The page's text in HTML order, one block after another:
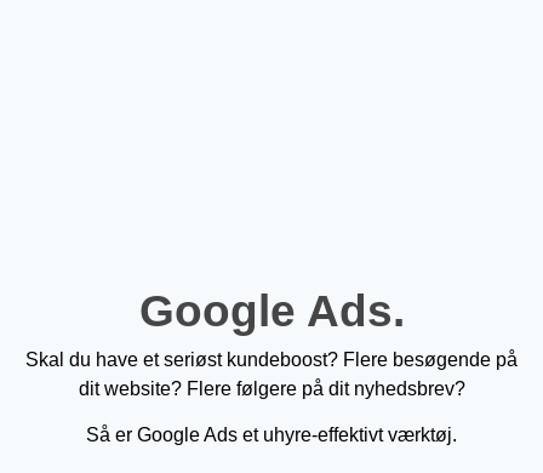
Google Ads.
Skal du have et seriøst kundeboost? Flere besøgende på
dit website? Flere følgere på dit nyhedsbrev?
Så er Google Ads et uhyre-effektivt værktøj.